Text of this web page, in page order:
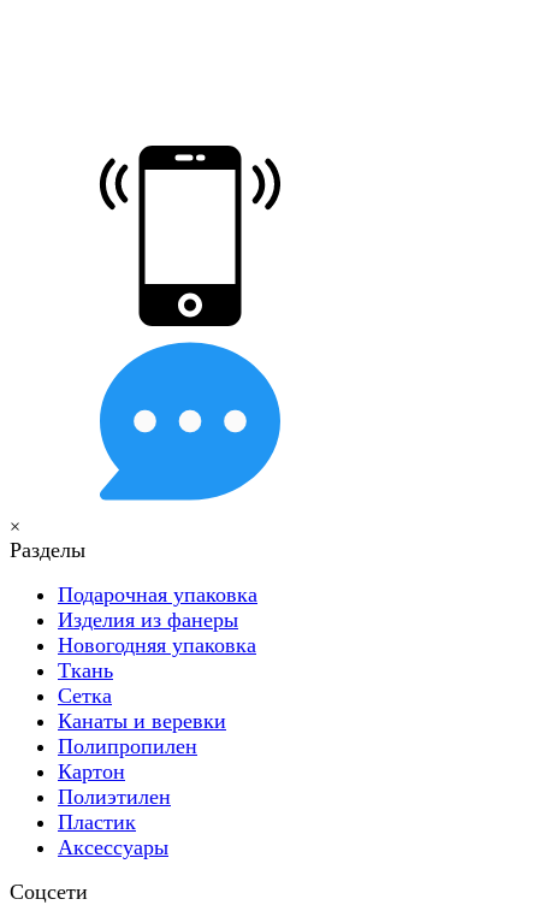
×
Разделы
Подарочная упаковка
Изделия из фанеры
Новогодняя упаковка
Ткань
Сетка
Канаты и веревки
Полипропилен
Картон
Полиэтилен
Пластик
Аксессуары
Соцсети